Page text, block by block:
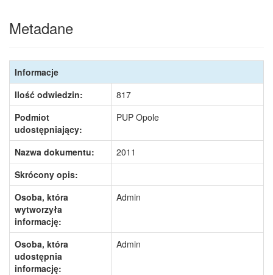
Metadane
Informacje
Ilość odwiedzin:
817
Podmiot
udostępniający:
PUP Opole
Nazwa dokumentu:
2011
Skrócony opis:
Osoba, która
wytworzyła
informację:
Admin
Osoba, która
udostępnia
informację:
Admin